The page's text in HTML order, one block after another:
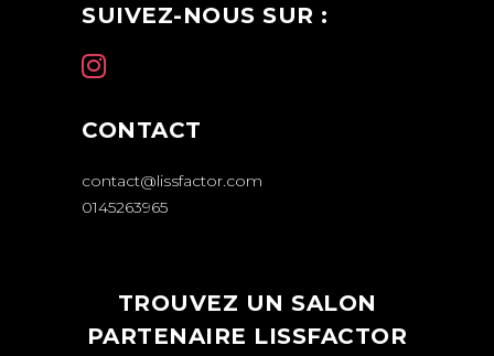
SUIVEZ-NOUS SUR :
CONTACT
contact@lissfactor.com
0145263965
TROUVEZ UN SALON
PARTENAIRE LISSFACTOR